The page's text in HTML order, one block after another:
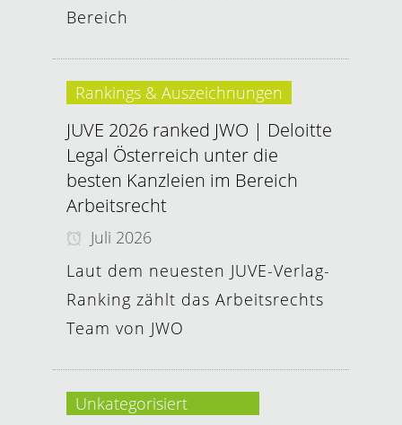
Bereich
Rankings & Auszeichnungen
JUVE 2026 ranked JWO | Deloitte
Legal Österreich unter die
besten Kanzleien im Bereich
Arbeitsrecht
Juli 2026
Laut dem neuesten JUVE-Verlag-
Ranking zählt das Arbeitsrechts
Team von JWO
Unkategorisiert